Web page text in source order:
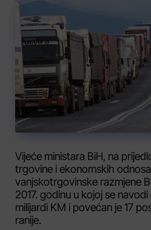
Vijeće ministara BiH, na
trgovine i ekonomskih
vanjskotrgovinske razmjene
2017. godinu u kojoj se
milijardi KM i povećan je 17
ranije.